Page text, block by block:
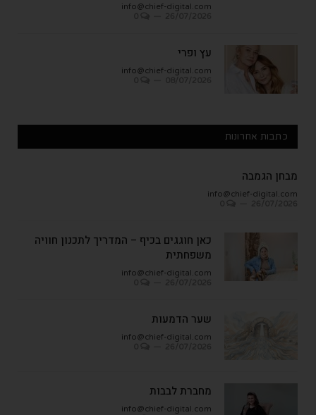
info@chief-digital.com
עץ ופרי
info@chief-digital.com
כתבות אחרונות
מבחן הגמבה
info@chief-digital.com
כאן חוגגים בכיף – המדריך לתכנון חוויה
משפחתית
info@chief-digital.com
שער הדמעות
info@chief-digital.com
מחברת לבבות
info@chief-digital.com